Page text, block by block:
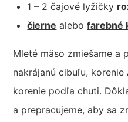
1 – 2 čajové lyžičky
čierne alebofarebné
Mleté mäso zmiešame a
nakrájanú cibuľu,
korenie podľa chuti.
a prepracujeme, aby sa